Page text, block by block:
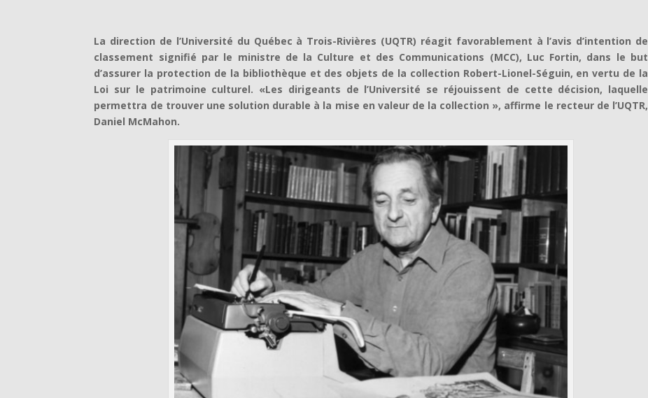
La direction de l’Université du Québec à Trois-Rivières (UQTR) réagit favorablement à l’avis d’intention de
classement signifié par le ministre de la Culture et des Communications (MCC), Luc Fortin, dans le but
d’assurer la protection de la bibliothèque et des objets de la collection Robert-Lionel-Séguin, en vertu de la
Loi sur le patrimoine culturel. «Les dirigeants de l’Université se réjouissent de cette décision, laquelle
permettra de trouver une solution durable à la mise en valeur de la collection », affirme le recteur de l’UQTR,
Daniel McMahon.